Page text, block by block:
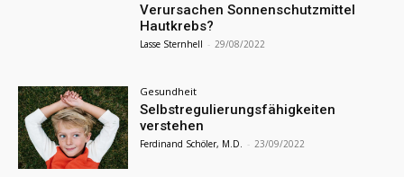
Verursachen Sonnenschutzmittel
Hautkrebs?
Lasse Sternhell - 29/08/2022
Gesundheit
Selbstregulierungsfähigkeiten
verstehen
Ferdinand Schöler, M.D. - 23/09/2022